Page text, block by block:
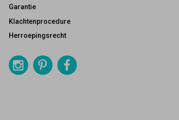
Garantie
Klachtenprocedure
Herroepingsrecht